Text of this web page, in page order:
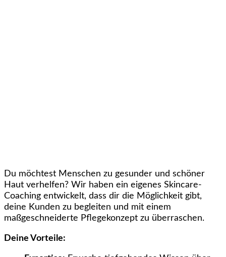
Du möchtest Menschen zu gesunder und schöner
Haut verhelfen? Wir haben ein eigenes Skincare-
Coaching entwickelt, dass dir die Möglichkeit gibt,
deine Kunden zu begleiten und mit einem
maßgeschneiderte Pflegekonzept zu überraschen.
Deine Vorteile: